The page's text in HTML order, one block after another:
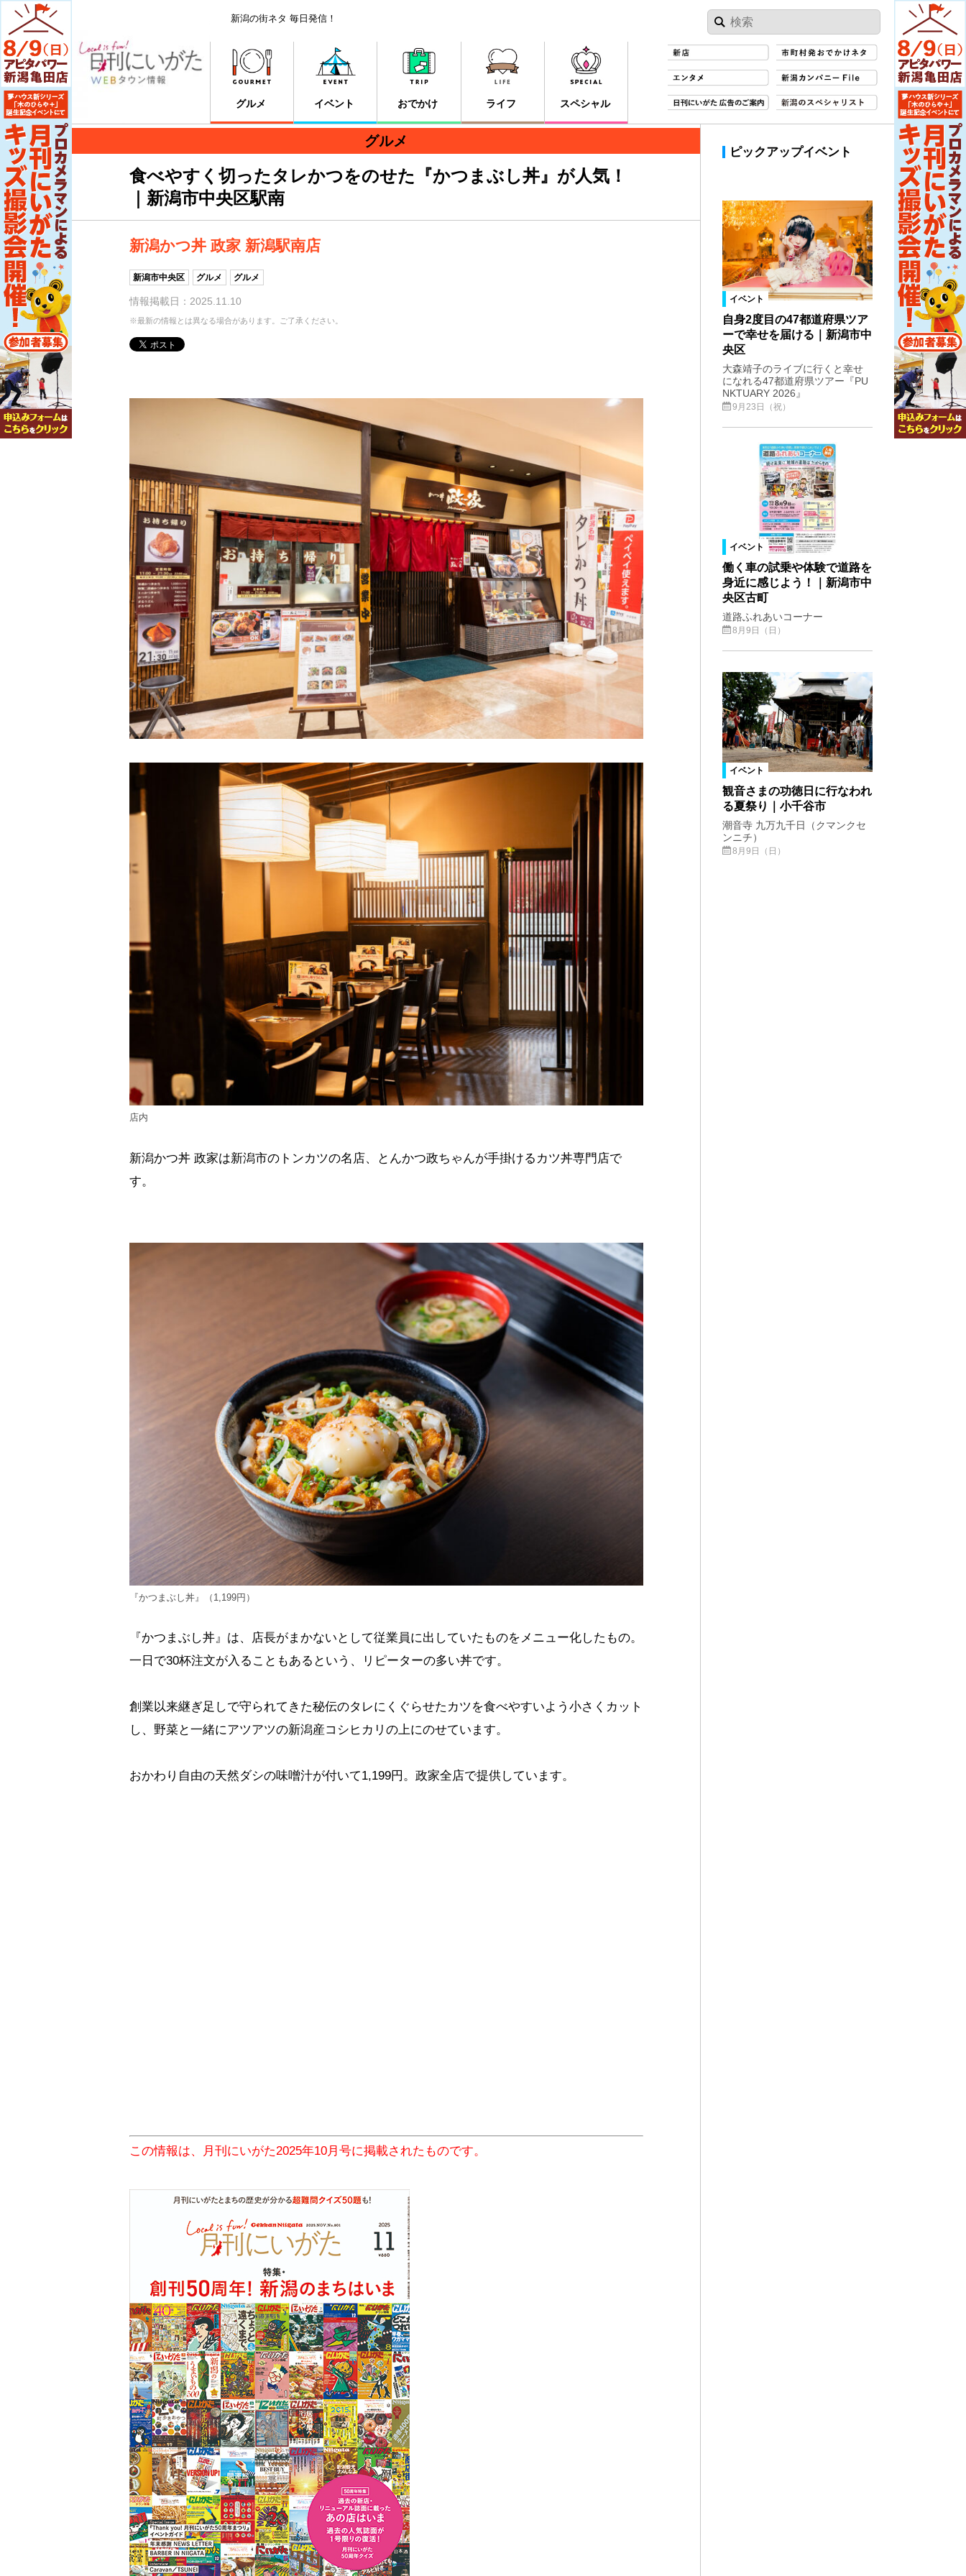
新潟の街ネタ 毎日発信！
グルメ イベント おでかけ ライフ スペシャル
グルメ
食べやすく切ったタレかつをのせた『かつまぶし丼』が人気！
｜新潟市中央区駅南
新潟かつ丼 政家 新潟駅南店
新潟市中央区 グルメ グルメ
情報掲載日：2025.11.10
※最新の情報とは異なる場合があります。ご了承ください。
店内
新潟かつ丼 政家は新潟市のトンカツの名店、とんかつ政ちゃんが手掛けるカツ丼専門店で
す。
『かつまぶし丼』（1,199円）
『かつまぶし丼』は、店長がまかないとして従業員に出していたものをメニュー化したもの。
一日で30杯注文が入ることもあるという、リピーターの多い丼です。
創業以来継ぎ足しで守られてきた秘伝のタレにくぐらせたカツを食べやすいよう小さくカット
し、野菜と一緒にアツアツの新潟産コシヒカリの上にのせています。
おかわり自由の天然ダシの味噌汁が付いて1,199円。政家全店で提供しています。
この情報は、月刊にいがた2025年10月号に掲載されたものです。
ピックアップイベント
イベント
自身2度目の47都道府県ツア
ーで幸せを届ける｜新潟市中
央区
大森靖子のライブに行くと幸せ
になれる47都道府県ツアー『PU
NKTUARY 2026』
9月23日（祝）
イベント
働く車の試乗や体験で道路を
身近に感じよう！｜新潟市中
央区古町
道路ふれあいコーナー
8月9日（日）
イベント
観音さまの功徳日に行なわれ
る夏祭り｜小千谷市
潮音寺 九万九千日（クマンクセ
ンニチ）
8月9日（日）